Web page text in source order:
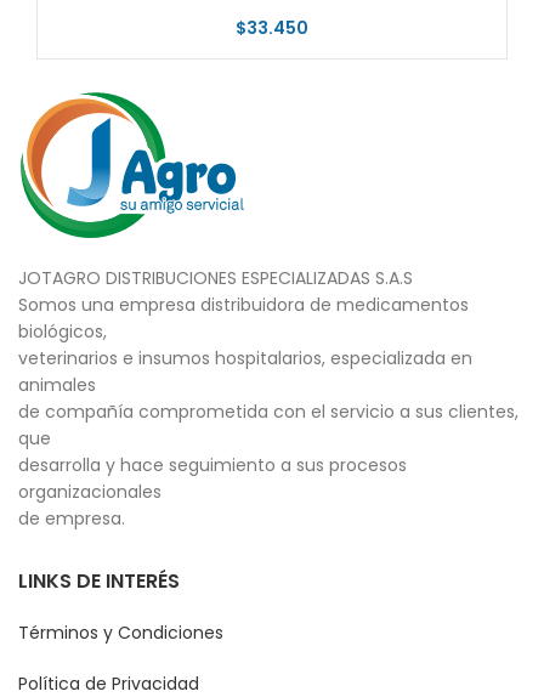
$33.450
JOTAGRO DISTRIBUCIONES ESPECIALIZADAS S.A.S
Somos una empresa distribuidora de medicamentos
biológicos,
veterinarios e insumos hospitalarios, especializada en
animales
de compañía comprometida con el servicio a sus clientes,
que
desarrolla y hace seguimiento a sus procesos
organizacionales
de empresa.
LINKS DE INTERÉS
Términos y Condiciones
Política de Privacidad